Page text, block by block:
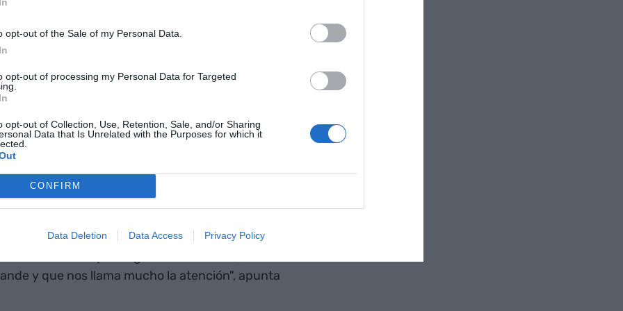
opt-out of the Sale of my Personal Data.
opt-out of processing my Personal Data for Targeted
opt-out of Collection, Use, Retention, Sale, and/or Sharing
Data that Is Unrelated with the Purposes for which it
CONFIRM
Data Deletion Data Access Privacy Policy
50
de residuos
que
esencia del robot de
de TheKer también permite desoldarlos,
en el mundo del reciclaje. "Teniendo en
de residuos que se generan cada año,
y que nos llama mucho la atención", apunta